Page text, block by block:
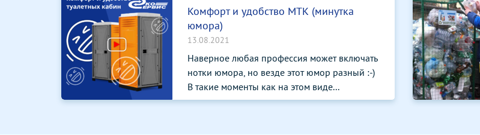
Комфорт и удобство МТК (минутка
юмора)
13.08.2021
Наверное любая профессия может включать
нотки юмора, но везде этот юмор разный :-)
В такие моменты как на этом виде...